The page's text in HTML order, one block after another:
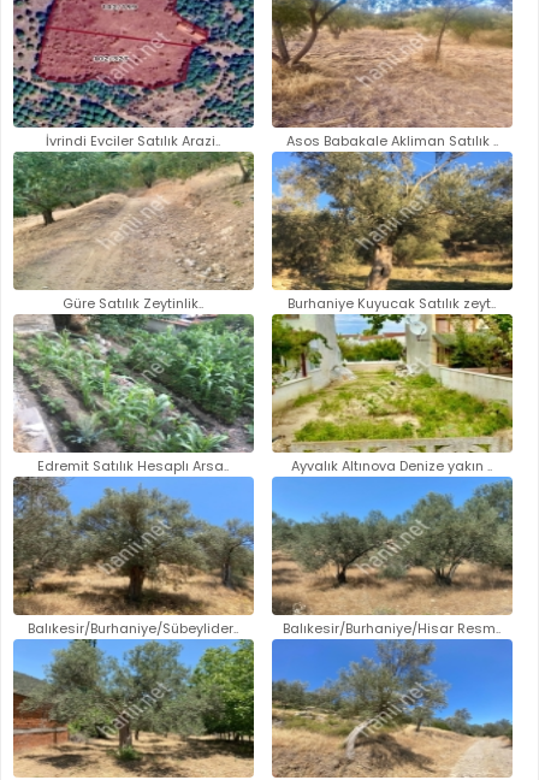
İvrindi Evciler Satılık Arazi.. Asos Babakale Akliman Satılık ..
Güre Satılık Zeytinlik.. Burhaniye Kuyucak Satılık zeyt..
Edremit Satılık Hesaplı Arsa.. Ayvalık Altınova Denize yakın ..
Balıkesir/Burhaniye/Sübeylider.. Balıkesir/Burhaniye/Hisar Resm..